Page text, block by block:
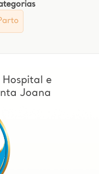
e
Joana